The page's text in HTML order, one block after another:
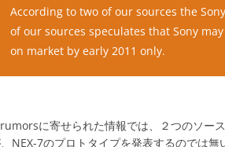
According to two of our sources the
of our sources speculates that Sony
on market by early 2011 only.
に寄せられた情報では、２つのソー
NEX-7のプロトタイプを発表するのでは無